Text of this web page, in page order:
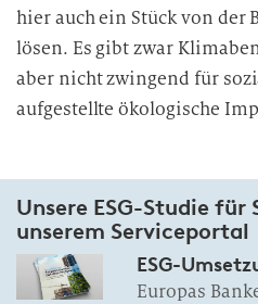
hier auch ein Stück von der
lösen. Es gibt zwar
aber nicht zwingend für
aufgestellte ökologische
Unsere ESG-Studie
unserem Serviceportal
ESG-
Europas